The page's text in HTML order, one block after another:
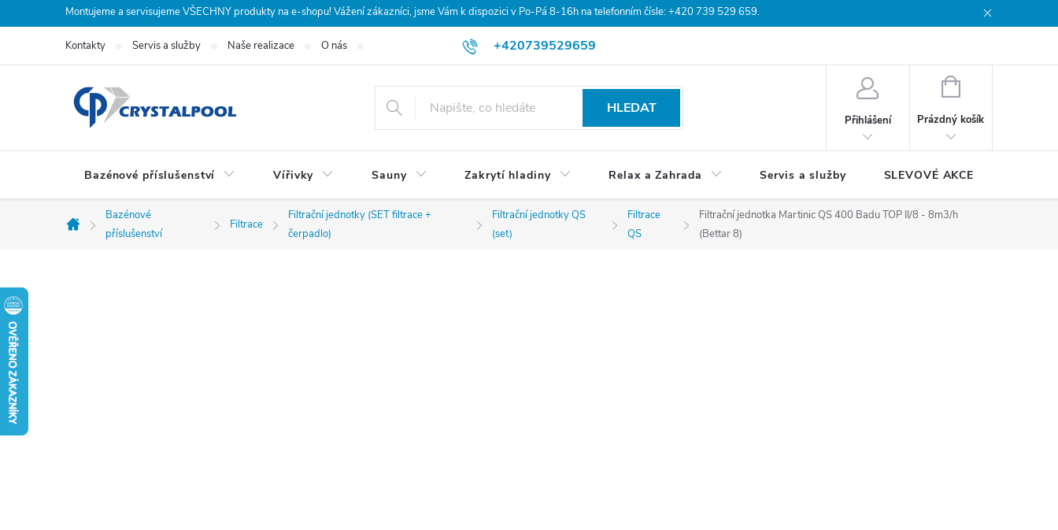
na
Montujeme a servisujeme VŠECHNY produkty na e-shopu! Vážení zákazníci, jsme Vám k dispozici v Po-Pá 8-16h na telefonním čísle: +420 739 529 659.
+420739529659
Kontakty Servis a služby Naše realizace O nás Hodnocení obchodu Doprava a platba
HLEDAT
Přihlášení
NÁKUPNÍ
Prázdný košík
Bazénové příslušenství Vířivky Sauny Zakrytí hladiny Relax a Zahrada Servis a služby SLEVOVÉ AKCE
Domů
Bazénové
příslušenství
Filtrace
Filtrační jednotky (SET filtrace +
čerpadlo)
Filtrační jednotky QS
(set)
Filtrace
QS
Filtrační jednotka Martinic QS 400 Badu TOP II/8 - 8m3/h
(Bettar 8)